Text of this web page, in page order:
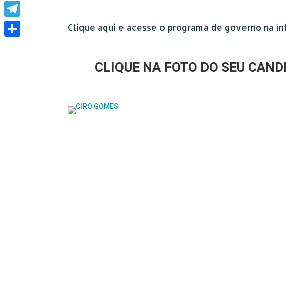
Clique aqui e acesse o programa de governo na
CLIQUE NA FOTO DO SEU
WhatsApp
Telegram